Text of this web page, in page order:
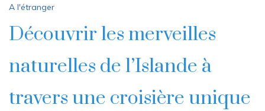
A l'étranger
Découvrir les merveilles
naturelles de l’Islande à
travers une croisière unique